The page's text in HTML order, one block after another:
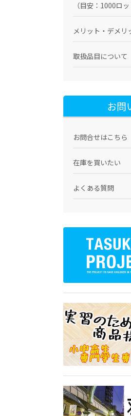
（目安：1000ロッ
メリット・デメリ
取扱品目について
お問
お問合せはこちら
在庫を買いたい
よくある質問